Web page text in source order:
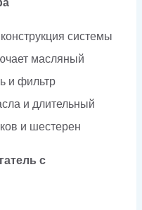
системы
масляный
и фильтр
и длительный
и шестерен
с